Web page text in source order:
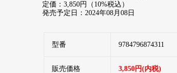
定価：3,850円（10%税込）
発売予定日：2024年08月08日
型番 9784796874311
販売価格 3,850円(内税)